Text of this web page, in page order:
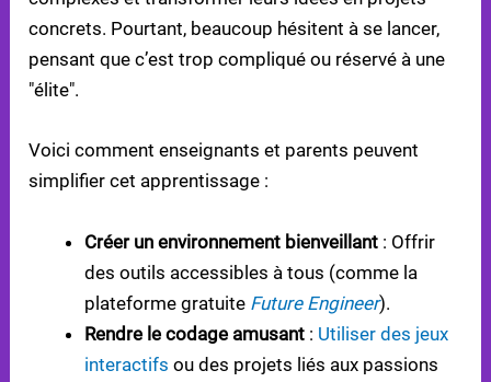
concrets. Pourtant, beaucoup hésitent à se lancer,
pensant que c’est trop compliqué ou réservé à une
"élite".
Voici comment enseignants et parents peuvent
simplifier cet apprentissage :
Créer un environnement bienveillant : Offrir
des outils accessibles à tous (comme la
plateforme gratuite Future Engineer).
Rendre le codage amusant : Utiliser des jeux
interactifs ou des projets liés aux passions